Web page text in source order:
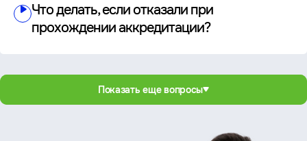
Что делать, если отказали при
прохождении аккредитации?
Показать еще вопросы